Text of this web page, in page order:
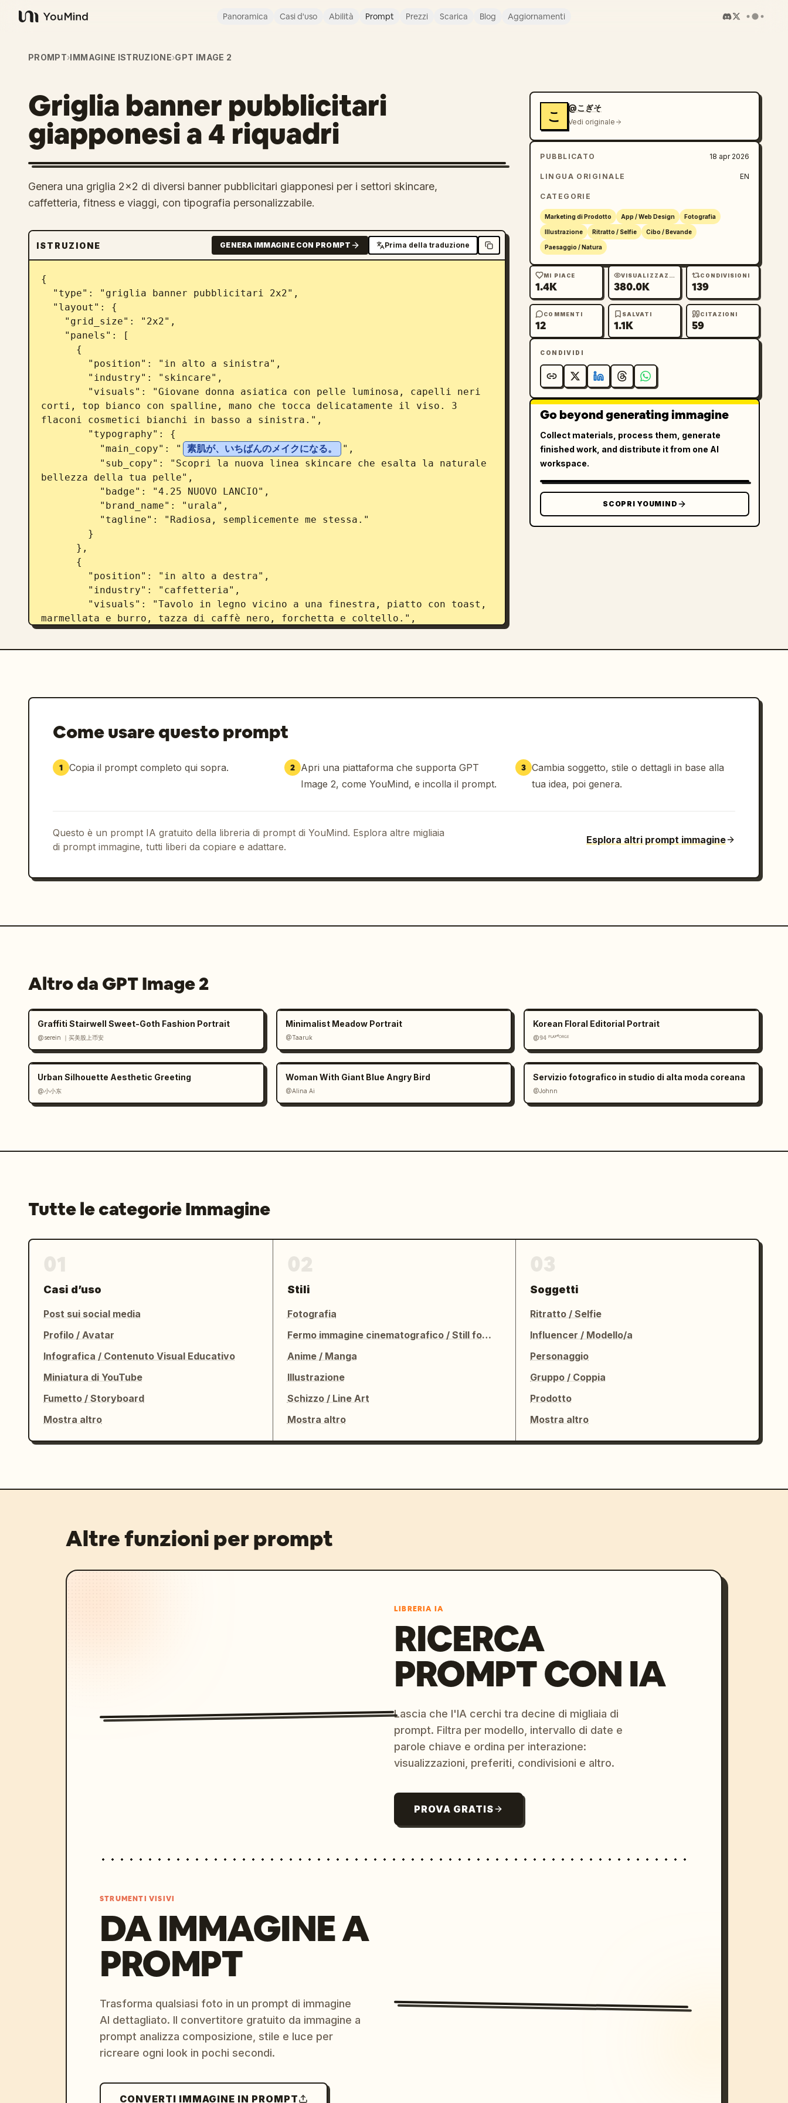
YouMind
Panoramica Casi d'uso Abilità Prompt Prezzi Scarica Blog Aggiornamenti
PROMPT›IMMAGINE ISTRUZIONE›GPT IMAGE 2
Griglia banner pubblicitari
giapponesi a 4 riquadri
Genera una griglia 2x2 di diversi banner pubblicitari giapponesi per i settori skincare,
caffetteria, fitness e viaggi, con tipografia personalizzabile.
ISTRUZIONE GENERA IMMAGINE CON PROMPT Prima della traduzione
{
corti, top bianco con spalline, mano che tocca delicatamente il viso. 3
flaconi cosmetici bianchi in basso a sinistra.",
          "main_copy": "
素肌が、いちばんのメイクになる。
",
bellezza della tua pelle",
marmellata e burro, tazza di caffè nero, forchetta e coltello.",
        "typography": {
          "top_text": "Una piccola caffetteria vicino al bosco",
          "logo": "morino cafe",
Tokyo, Shibuya-ku, Jingumae 1-2-3"
        }
        "industry": "palestra fitness",
        "visuals": "Donna asiatica atletica con reggiseno sportivo nero, coda
          "bullet_points": [
          ],
          "logo": "B BEYOND LIMIT PERSONAL GYM"
        }
      {
        "position": "in basso a destra",
        "industry": "resort turistico",
          "bottom_bar": "＼ Offerta a tempo limitato ／ Campagna prenotazioni
estive fino al 20% di SCONTO. Prenota dal sito ufficiale → 2024.6.1 sab -
          "elements": [
        }
    ]
}
こ
@こぎそ
Vedi originale
PUBBLICATO 18 apr 2026
LINGUA ORIGINALE EN
CATEGORIE
Marketing di Prodotto App / Web Design Fotografia
Illustrazione Ritratto / Selfie Cibo / Bevande
Paesaggio / Natura
MI PIACE
1.4K
VISUALIZZAZIONI
380.0K
CONDIVISIONI
139
COMMENTI
12
SALVATI
1.1K
CITAZIONI
59
CONDIVIDI
Go beyond generating immagine
Collect materials, process them, generate
finished work, and distribute it from one AI
workspace.
SCOPRI YOUMIND
Come usare questo prompt
1 Copia il prompt completo qui sopra. 2 Apri una piattaforma che supporta GPT
Image 2, come YouMind, e incolla il prompt.
3 Cambia soggetto, stile o dettagli in base alla
tua idea, poi genera.
Questo è un prompt IA gratuito della libreria di prompt di YouMind. Esplora altre migliaia
di prompt immagine, tutti liberi da copiare e adattare.
Esplora altri prompt immagine
Altro da GPT Image 2
Graffiti Stairwell Sweet-Goth Fashion Portrait
@serein ｜买美股上币安
Minimalist Meadow Portrait
@Taaruk
Korean Floral Editorial Portrait
@𝟡𝟜 ᴾᴸᴬʸᶠᴼᴿᴳᴱ
Urban Silhouette Aesthetic Greeting
@小小东
Woman With Giant Blue Angry Bird
@Alina Ai
Servizio fotografico in studio di alta moda coreana
@Johnn
Tutte le categorie Immagine
Casi d’uso
Post sui social media
Profilo / Avatar
Infografica / Contenuto Visual Educativo
Miniatura di YouTube
Fumetto / Storyboard
Mostra altro
Stili
Fotografia
Fermo immagine cinematografico / Still fotografico
Anime / Manga
Illustrazione
Schizzo / Line Art
Mostra altro
Soggetti
Ritratto / Selfie
Influencer / Modello/a
Personaggio
Gruppo / Coppia
Prodotto
Mostra altro
Altre funzioni per prompt
LIBRERIA IA
RICERCA
PROMPT CON IA
Lascia che l'IA cerchi tra decine di migliaia di
prompt. Filtra per modello, intervallo di date e
parole chiave e ordina per interazione:
visualizzazioni, preferiti, condivisioni e altro.
PROVA GRATIS
STRUMENTI VISIVI
DA IMMAGINE A
PROMPT
Trasforma qualsiasi foto in un prompt di immagine
AI dettagliato. Il convertitore gratuito da immagine a
prompt analizza composizione, stile e luce per
ricreare ogni look in pochi secondi.
CONVERTI IMMAGINE IN PROMPT